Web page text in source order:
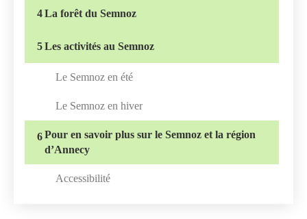
4La forêt du Semnoz
5Les activités au Semnoz
Le Semnoz en été
Le Semnoz en hiver
6Pour en savoir plus sur le Semnoz et la région
d’Annecy
Accessibilité